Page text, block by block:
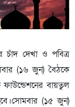
চাঁদ দেখা ও পবিত্র
(১৬ জুন) বৈঠকে
বায়তুল
(১৫ জুন)